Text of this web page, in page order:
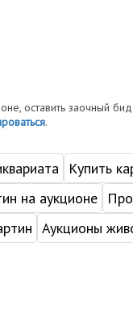
оставить заочный
.
Купить
на аукционе
Аукционы